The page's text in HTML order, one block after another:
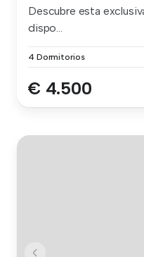
Descubre esta
dispo...
4 Dormitorios
€ 4.500